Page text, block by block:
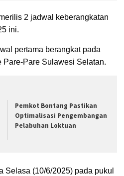
2 jadwal keberangkatan
ini.
pertama berangkat pada
Pare-Pare Sulawesi Selatan.
Pemkot Bontang Pastikan
Optimalisasi Pengembangan
Pelabuhan Loktuan
Selasa (10/6/2025) pada pukul